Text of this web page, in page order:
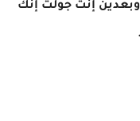
إنت جولت إنك